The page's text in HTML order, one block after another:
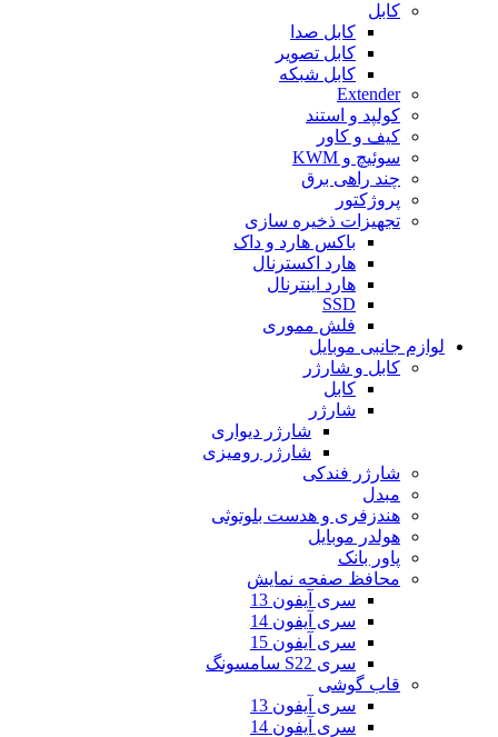
کابل
کابل صدا
کابل تصویر
کابل شبکه
Extender
کولپد و استند
کیف و کاور
سوئیچ و KWM
چند راهی برق
پروژکتور
تجهیزات ذخیره سازی
باکس هارد و داک
هارد اکسترنال
هارد اینترنال
SSD
فلش مموری
لوازم جانبی موبایل
کابل و شارژر
کابل
شارژر
شارژر دیواری
شارژر رومیزی
شارژر فندکی
مبدل
هندزفری و هدست بلوتوثی
هولدر موبایل
پاور بانک
محافظ صفحه نمایش
سری آیفون 13
سری آیفون 14
سری آیفون 15
سری S22 سامسونگ
قاب گوشی
سری آیفون 13
سری آیفون 14